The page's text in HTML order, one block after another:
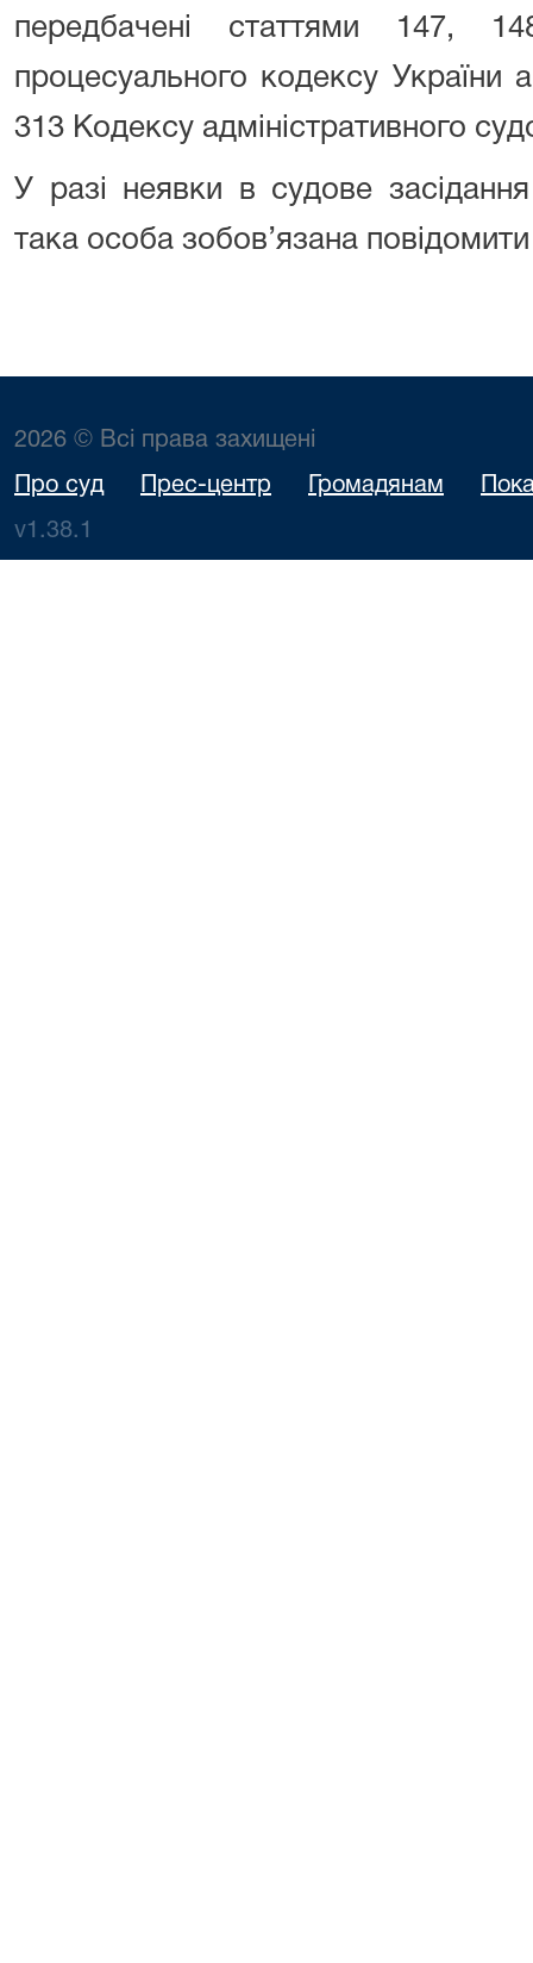
передбачені статтями 147,
процесуального кодексу України
313 Кодексу адміністративного
У разі неявки в судове
така особа зобов’язана
2026 © Всі права захищені
Про суд Прес-центр Громадянам
v1.38.1